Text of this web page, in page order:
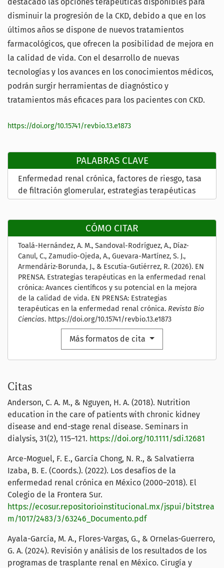
PALABRAS CLAVE
Enfermedad renal crónica factores de riesgo tasa
de filtración glomerular estrategias terapéuticas
CÓMO CITAR
Toalá-Hernández, A. M., Sandoval-Rodríguez, A., Díaz-
Canul, C., Zamudio-Ojeda, A., Guevara-Martínez, S. J.,
Armendáriz-Borunda, J., & Escutia-Gutiérrez, R. (2026). EN
PRENSA. Estrategias terapéuticas en la enfermedad renal
crónica: Avances científicos y su potencial en la mejora
de la calidad de vida. EN PRENSA: Estrategias
terapéuticas en la enfermedad renal crónica. Revista Bio
Ciencias. https://doi.org/10.15741/revbio.13.e1873
Más formatos de cita
disminuir la progresión de la CKD, debido a que en los
últimos años se dispone de nuevos tratamientos
farmacológicos, que ofrecen la posibilidad de mejora en
la calidad de vida. Con el desarrollo de nuevas
tecnologías y los avances en los conocimientos médicos,
podrán surgir herramientas de diagnóstico y
tratamientos más eficaces para los pacientes con CKD.
https://doi.org/10.15741/revbio.13.e1873
Citas
Anderson, C. A. M., & Nguyen, H. A. (2018). Nutrition
education in the care of patients with chronic kidney
disease and end-stage renal disease. Seminars in
dialysis, 31(2), 115–121. https://doi.org/10.1111/sdi.12681
Arce-Moguel, F. E., García Chong, N. R., & Salvatierra
Izaba, B. E. (Coords.). (2022). Los desafíos de la
enfermedad renal crónica en México (2000–2018). El
Colegio de la Frontera Sur.
https://ecosur.repositorioinstitucional.mx/jspui/bitstrea
m/1017/2483/3/63246_Documento.pdf
Ayala-García, M. A., Flores-Vargas, G., & Ornelas-Guerrero,
G. A. (2024). Revisión y análisis de los resultados de los
programas de trasplante renal en México. Cirugía y